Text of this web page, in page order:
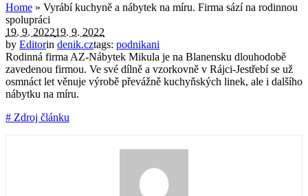
Home » Vyrábí kuchyně a nábytek na míru. Firma sází na rodinnou
spolupráci
19. 9. 202219. 9. 2022
by Editorin denik.cztags: podnikani
Rodinná firma AZ-Nábytek Mikula je na Blanensku dlouhodobě
zavedenou firmou. Ve své dílně a vzorkovně v Rájci-Jestřebí se už
osmnáct let věnuje výrobě převážně kuchyňských linek, ale i dalšího
nábytku na míru.
# Zdroj článku